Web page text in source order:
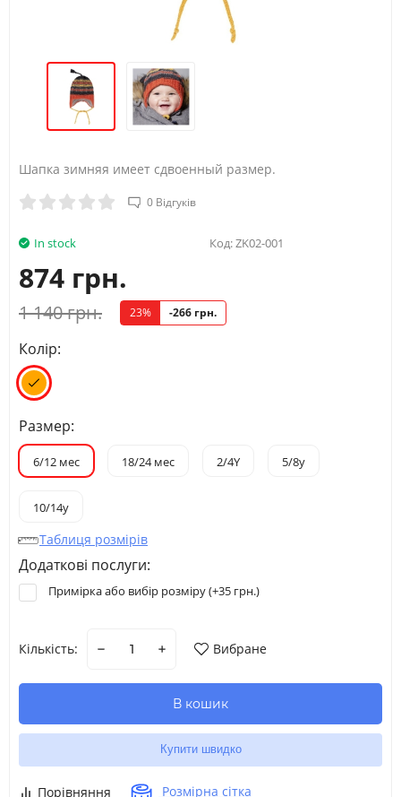
Шапка зимняя имеет сдвоенный размер.
0 Відгуків
In stock Код:ZK02-001
874 грн.
1 140 грн. 23% -266 грн.
Колір:
Размер:
6/12 мес 18/24 мес 2/4Y 5/8y
10/14y
Таблиця розмірів
Додаткові послуги:
Примірка або вибір розміру (+35 грн.)
Кількість: Вибране
В кошик
Купити швидко
Порівняння Розмірна сітка